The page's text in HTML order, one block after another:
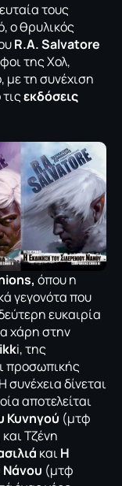
τους
ο θρυλικός
R.A. Salvatore
της Χολ,
τη συνέχιση
εκδόσεις
όπου η
γεγονότα που
ευκαιρία
χάρη στην
i, της
προσωπικής
H συνέχεια δίνεται
αποτελείται
Κυνηγού (μτφ
Τζένη
και Η
Νάνου (μτφ